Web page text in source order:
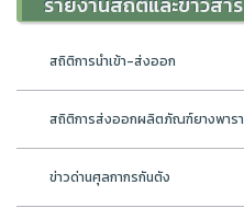
สถิติการนำเข้า-ส่งออก
สถิติการส่งออกผลิตภัณฑ์ยางพารา
ข่าวด่านศุลกากรกันตัง